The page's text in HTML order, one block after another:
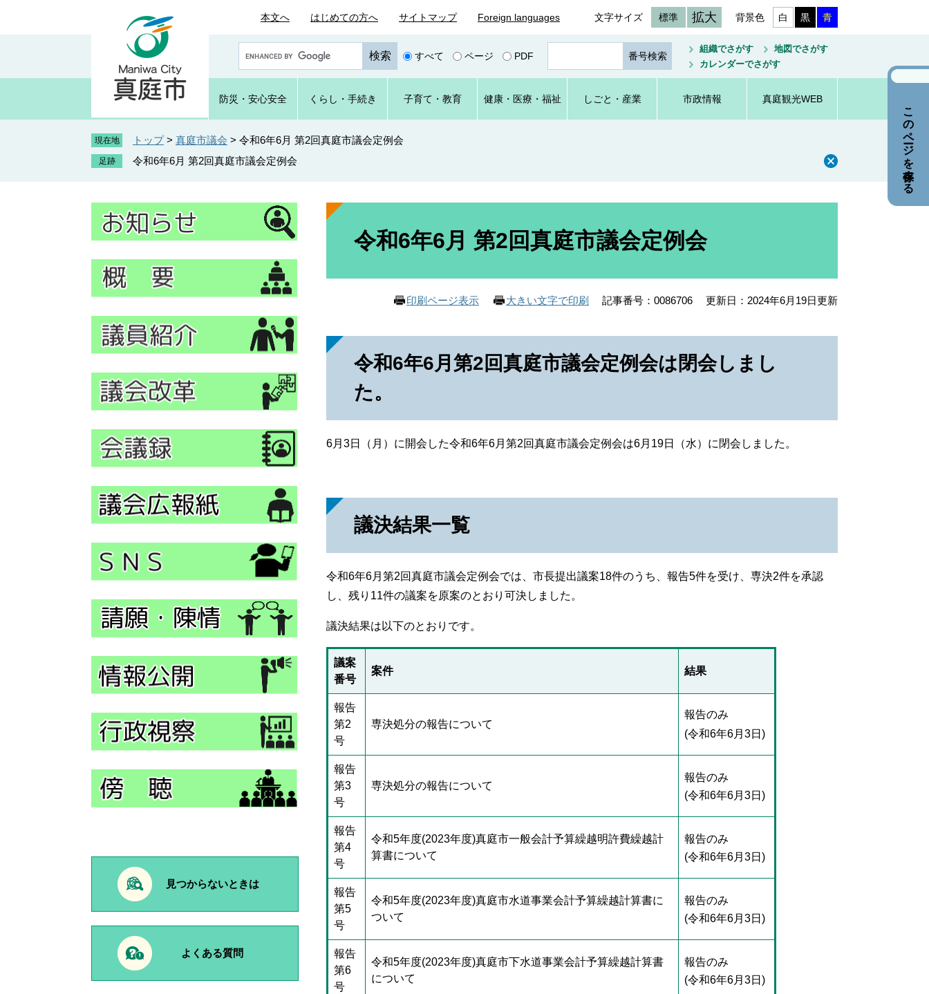
本文へ はじめての方へ サイトマップ Foreign languages 文字サイズ 標準 拡大 背景色 白 黒 青
o
e
カ
タ
すべて ページ PDF
ジ
番
号
を
組織でさがす
地図でさがす
カレンダーでさがす
防災・ 安心安全 くらし ・手続き 子育て ・教育 健康・ 医療・ 福祉 しごと ・産業 市政情報 真庭観光WEB
現在地 トップ > 真庭市議会 > 令和6年6月 第2回真庭市議会定例会
令和6年6月 第2回真庭市議会定例会
本
令和6年6月 第2回真庭市議会定例会
印刷ページ表示 大きい文字で印刷 記事番号：0086706 更新日：2024年6月19日更新
令和6年6月第2回真庭市議会定例会は閉会しまし
た。
6月3日（月）に開会した令和6年6月第2回真庭市議会定例会は6月19日（水）に閉会しました。
議決結果一覧
令和6年6月第2回真庭市議会定例会では、市長提出議案18件のうち、報告5件を受け、専決2件を承認
し、残り11件の議案を原案のとおり可決しました。
議決結果は以下のとおりです。
議案
番号
案件 結果
報告
第2
号
専決処分の報告について
報告のみ
(令和6年6月3日)
報告
第3
号
専決処分の報告について
報告のみ
(令和6年6月3日)
報告
第4
号
令和5年度(2023年度)真庭市一般会計予算繰越明許費繰越計
算書について
報告のみ
(令和6年6月3日)
報告
第5
号
令和5年度(2023年度)真庭市水道事業会計予算繰越計算書に
ついて
報告のみ
(令和6年6月3日)
報告
第6
号
令和5年度(2023年度)真庭市下水道事業会計予算繰越計算書
について
報告のみ
(令和6年6月3日)
見つからないときは
よくある質問
このページを保存する